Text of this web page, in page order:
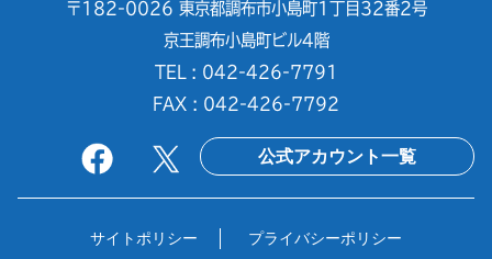
〒182-0026 東京都調布市小島町1丁目32番2号
京王調布小島町ビル4階
TEL : 042-426-7791
FAX : 042-426-7792
公式アカウント一覧
サイトポリシー プライバシーポリシー